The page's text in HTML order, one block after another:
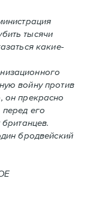
тысячи
какие-
войну против
он прекрасно
его
бродвейский